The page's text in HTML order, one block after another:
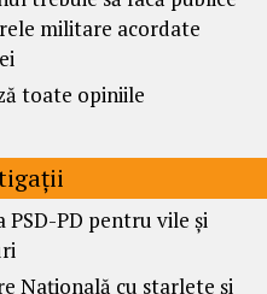
militare acordate
toate opiniile
PSD-PD pentru vile și
Națională cu starlete și